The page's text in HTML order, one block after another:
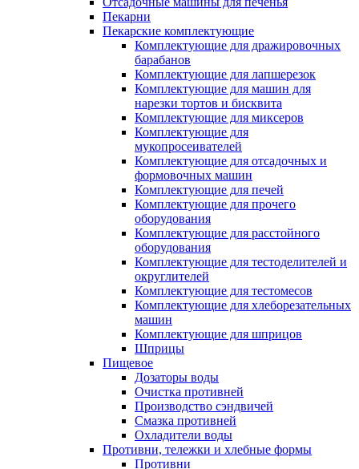
Пекарни
Пекарские комплектующие
Комплектующие для дражировочных
барабанов
Комплектующие для лапшерезок
Комплектующие для машин для
нарезки тортов и бисквита
Комплектующие для миксеров
Комплектующие для
мукопросеивателей
Комплектующие для отсадочных и
формовочных машин
Комплектующие для печей
Комплектующие для прочего
оборудования
Комплектующие для расстойного
оборудования
Комплектующие для тестоделителей и
округлителей
Комплектующие для тестомесов
Комплектующие для хлеборезательных
машин
Комплектующие для шприцов
Шприцы
Пищевое
Дозаторы воды
Очистка противней
Производство сэндвичей
Смазка противней
Охладители воды
Противни, тележки и хлебные формы
Противни